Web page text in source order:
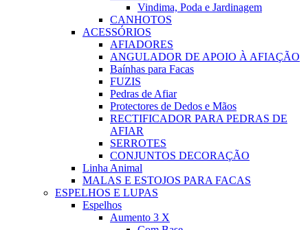
Vindima, Poda e Jardinagem
CANHOTOS
ACESSÓRIOS
AFIADORES
ANGULADOR DE APOIO À AFIAÇÃO
Baínhas para Facas
FUZIS
Pedras de Afiar
Protectores de Dedos e Mãos
RECTIFICADOR PARA PEDRAS DE
AFIAR
SERROTES
CONJUNTOS DECORAÇÃO
Linha Animal
MALAS E ESTOJOS PARA FACAS
ESPELHOS E LUPAS
Espelhos
Aumento 3 X